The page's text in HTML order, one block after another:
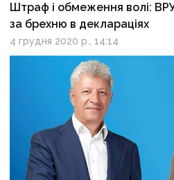
Штраф і обмеження волі:
за брехню в деклараціях
4 грудня 2020 р., 14:14